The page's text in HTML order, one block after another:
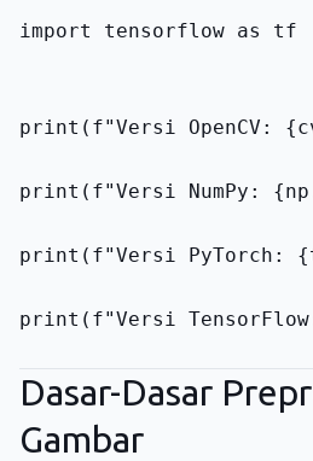
import tensorflow as tf
print(f"Versi OpenCV:
print(f"Versi NumPy:
print(f"Versi PyTorch:
print(f"Versi
Dasar-Dasar
Gambar